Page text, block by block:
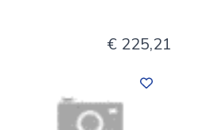
€ 225,21